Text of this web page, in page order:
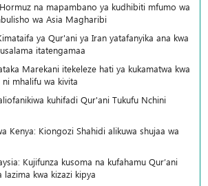
na mapambano ya kudhibiti mfumo wa
wa Asia Magharibi
ya Qur'ani ya Iran yatafanyika ana kwa
itatengamaa
Marekani itekeleze hati ya kukamatwa kwa
mhalifu wa kivita
kuhifadi Qur'ani Tukufu Nchini
Kenya: Kiongozi Shahidi alikuwa shujaa wa
Kujifunza kusoma na kufahamu Qur’ani
lazima kwa kizazi kipya